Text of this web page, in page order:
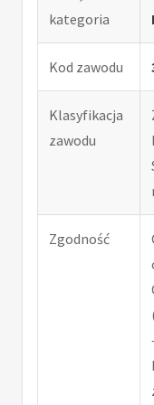
kategoria
Kod zawodu
Klasyfikacja
zawodu
Zgodność